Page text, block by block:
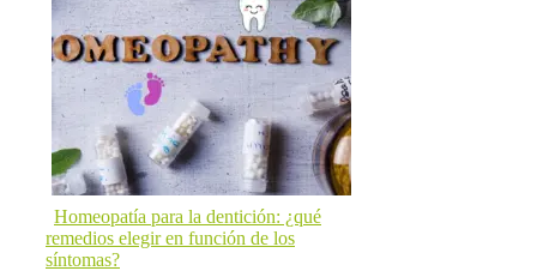
Homeopatía para la dentición: ¿qué
remedios elegir en función de los
síntomas?